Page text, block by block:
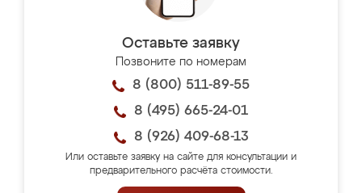
Оставьте заявку
Позвоните по номерам
8 (800) 511-89-55
8 (495) 665-24-01
8 (926) 409-68-13
Или оставьте заявку на сайте для консультации и
предварительного расчёта стоимости.